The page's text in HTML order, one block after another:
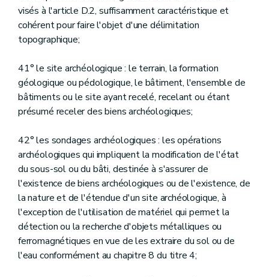
visés à l'article D.2, suffisamment caractéristique et
cohérent pour faire l'objet d'une délimitation
topographique;
41° le site archéologique : le terrain, la formation
géologique ou pédologique, le bâtiment, l'ensemble de
bâtiments ou le site ayant recelé, recelant ou étant
présumé receler des biens archéologiques;
42° les sondages archéologiques : les opérations
archéologiques qui impliquent la modification de l'état
du sous-sol ou du bâti, destinée à s'assurer de
l'existence de biens archéologiques ou de l'existence, de
la nature et de l'étendue d'un site archéologique, à
l'exception de l'utilisation de matériel qui permet la
détection ou la recherche d'objets métalliques ou
ferromagnétiques en vue de les extraire du sol ou de
l'eau conformément au chapitre 8 du titre 4;